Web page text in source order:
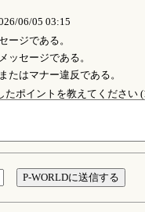
06/05 03:15
ージである。
ッセージである。
たはマナー違反である。
たポイントを教えてください